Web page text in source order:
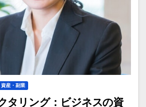
産・副業
タリング：ビジネスの資